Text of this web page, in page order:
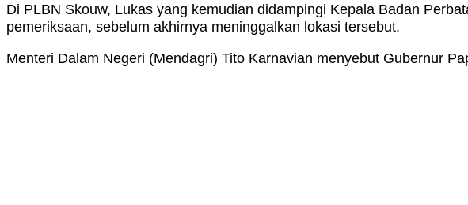
Di PLBN Skouw, Lukas yang kemudian didampingi Kepala Badan
pemeriksaan, sebelum akhirnya meninggalkan lokasi tersebut.
Menteri Dalam Negeri (Mendagri) Tito Karnavian menyebut Gubernur